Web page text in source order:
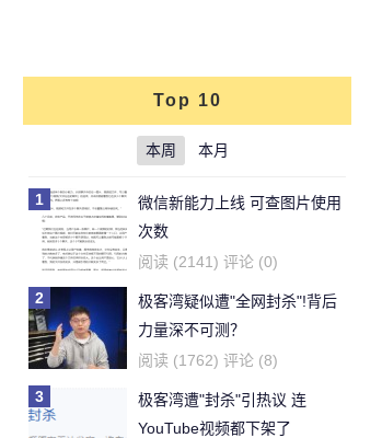
Top 10
本周 本月
1
微信新能力上线 可查图片使用
次数
阅读 (2141) 评论 (0)
2
极客湾疑似遭"全网封杀"!背后
力量深不可测？
阅读 (1762) 评论 (8)
3
极客湾遭"封杀"引热议 连
YouTube视频都下架了